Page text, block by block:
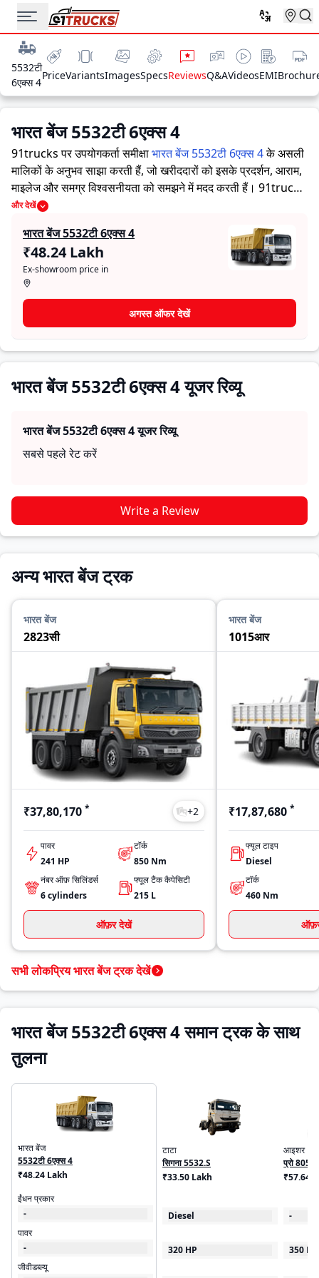
5532टी
6एक्स 4
PriceVariantsImagesSpecsReviewsQ&AVideosEMI
भारत बेंज 5532टी 6एक्स 4
91trucks पर उपयोगकर्ता समीक्षाभारत बेंज 5532टी 6एक्स 4के असली
मालिकों के अनुभव साझा करती हैं, जो खरीददारों को इसके प्रदर्शन, आराम,
माइलेज और समग्र विश्वसनीयता को समझने में मदद करती हैं। 91trucks
खरीददारों और मालिकों को सूचित निर्णय लेने में सहायता करने के लिए
कमजोरियों पर आधारित मूल्यांकन के साथ-साथ, इस प्लेटफ़ॉर्म पर एक विशेष
सेक्शन है जहाँ असली मालिक भारत बेंज 5532टी 6एक्स 4 के साथ अपने
अनुभव साझा करते हैं। ये सीधे अनुभव प्रदर्शन, आराम, माइलेज और
विश्वसनीयता के बारे में व्यावहारिक जानकारी देते हैं, जिससे भविष्य के
खरीदार यह तय कर सकते हैं कि क्याभारत बेंज 5532टी 6एक्स 4
उनकी
जरूरतों के लिए सही है।
और देखें
भारत बेंज 5532टी 6एक्स 4
₹48.24 Lakh
Ex-showroom price in
अगस्त ऑफर देखें
भारत बेंज 5532टी 6एक्स 4 यूजर रिव्यू
भारत बेंज 5532टी 6एक्स 4यूजर रिव्यू
सबसे पहले रेट करें
Write a Review
अन्य भारत बेंज ट्रक
भारत बेंज
2823सी
₹37,80,170 * +2
पावर
241 HP
टॉर्क
850 Nm
नंबर ऑफ़ सिलिंडर्स
6cylinders
फ्यूल टैंक कैपेसिटी
215 L
ऑफ़र देखें
भारत बेंज
1015आर
₹17,87,680 *
फ्यूल टाइप
Diesel
टॉर्क
460 Nm
सभी लोकप्रिय भारत बेंज ट्रक देखें
भारत बेंज 5532टी 6एक्स 4 समान ट्रक के साथ
तुलना
भारत बेंज
5532टी 6एक्स 4
₹48.24 Lakh
ईंधन प्रकार
-
पावर
-
जीवीडब्ल्यू
टाटा
सिगना 5532.S
₹33.50 Lakh
Diesel
320 HP
आइशर
प्रो 8055
₹57.64
-
350 HP